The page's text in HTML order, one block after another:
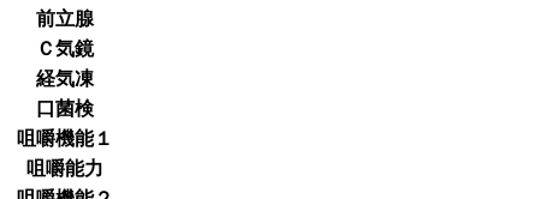
前立腺
Ｃ気鏡
経気凍
口菌検
咀嚼機能１
咀嚼能力